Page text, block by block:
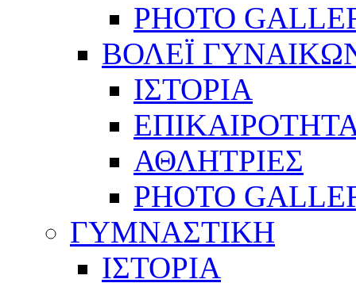
PHOTO
ΒΟΛΕΪ
ΙΣΤΟΡΙΑ
ΑΘΛΗΤΡΙΕΣ
PHOTO
ΓΥΜΝΑΣΤΙΚΗ
ΙΣΤΟΡΙΑ